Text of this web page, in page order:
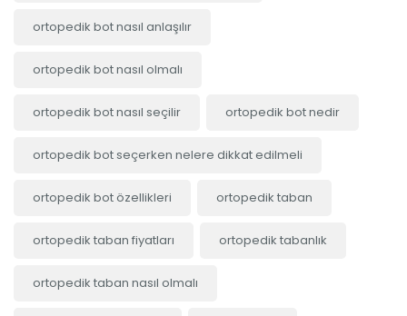
ortopedik bot nasıl anlaşılır
ortopedik bot nasıl olmalı
ortopedik bot nasıl seçilir ortopedik bot nedir
ortopedik bot seçerken nelere dikkat edilmeli
ortopedik bot özellikleri ortopedik taban
ortopedik taban fiyatları ortopedik tabanlık
ortopedik taban nasıl olmalı